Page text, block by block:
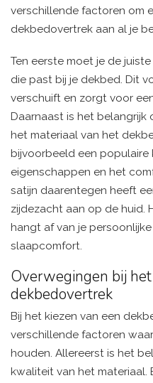
verschillende factoren om
dekbedovertrek aan al je
Ten eerste moet je de
die past bij je dekbed. Dit
verschuift en zorgt voor
Daarnaast is het belangrijk
het materiaal van het
bijvoorbeeld een populaire
eigenschappen en het
satijn daarentegen heeft
zijdezacht aan op de huid.
hangt af van je
slaapcomfort.
Overwegingen bij
dekbedovertrek
Bij het kiezen van een
verschillende factoren
houden. Allereerst is het
kwaliteit van het materiaal.